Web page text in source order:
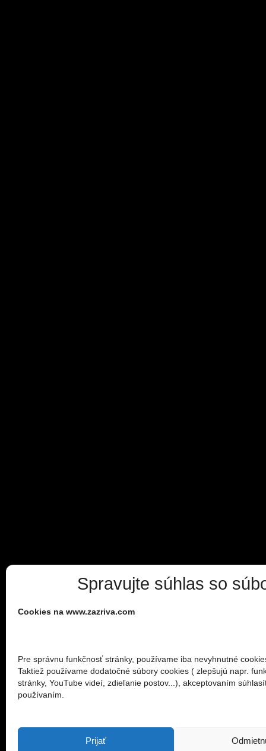
Spravujte súhlas so
Cookies na www.zazriva.com
Pre správnu funkčnosť stránky, používame iba nevyhnutné
Taktiež používame dodatočné súbory cookies ( zlepšujú napr.
stránky, YouTube videí, zdieľanie postov...), akceptovaním
používaním.
Prijať